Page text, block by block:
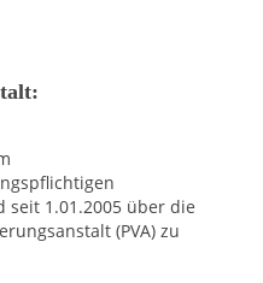
seit 1.01.2005 über die
(PVA) zu